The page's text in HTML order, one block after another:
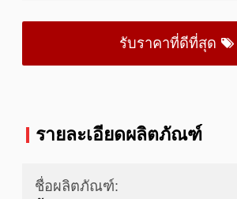
รับราคาที่ดีที่สุด
รายละเอียดผลิตภัณฑ์
ชื่อผลิตภัณฑ์: